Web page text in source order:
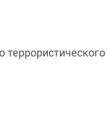
террористического